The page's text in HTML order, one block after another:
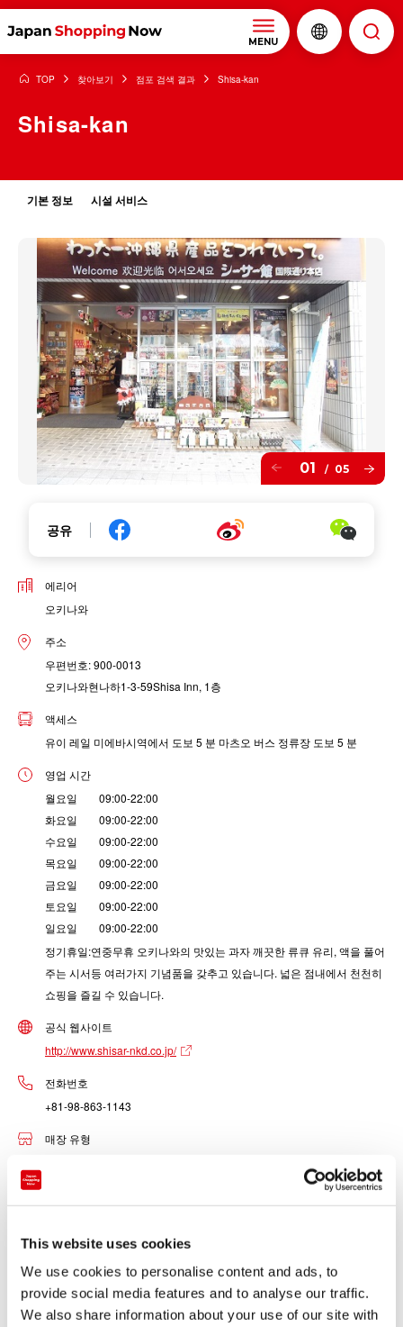
This website uses cookies
We use cookies to personalise content and ads, to
provide social media features and to analyse our traffic.
We also share information about your use of our site with
MENU
TOP 찾아보기 점포 검색 결과 Shisa-kan
Shisa-kan
기본 정보 시설 서비스
01 / 05
공유
에리어
오키나와
주소
우편번호: 900-0013
오키나와현나하1-3-59Shisa Inn, 1층
액세스
유이 레일 미에바시역에서 도보 5 분 마츠오 버스 정류장 도보 5 분
영업 시간
월요일 09:00-22:00
화요일 09:00-22:00
수요일 09:00-22:00
목요일 09:00-22:00
금요일 09:00-22:00
토요일 09:00-22:00
일요일 09:00-22:00
정기휴일:연중무휴 오키나와의 맛있는 과자 깨끗한 류큐 유리, 액을 풀어
주는 시서등 여러가지 기념품을 갖추고 있습니다. 넓은 점내에서 천천히
쇼핑을 즐길 수 있습니다.
공식 웹사이트
http://www.shisar-nkd.co.jp/
전화번호
+81-98-863-1143
매장 유형
술
기타